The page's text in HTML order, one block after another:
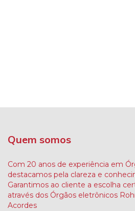
Quem somos
Com 20 anos de experiência em
destacamos pela clareza e
Garantimos ao cliente a escolha
através dos Órgãos eletrônicos
Acordes